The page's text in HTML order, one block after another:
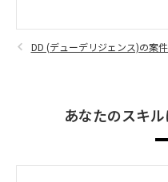
DD (デューデリジェンス)の案
あなたのスキ